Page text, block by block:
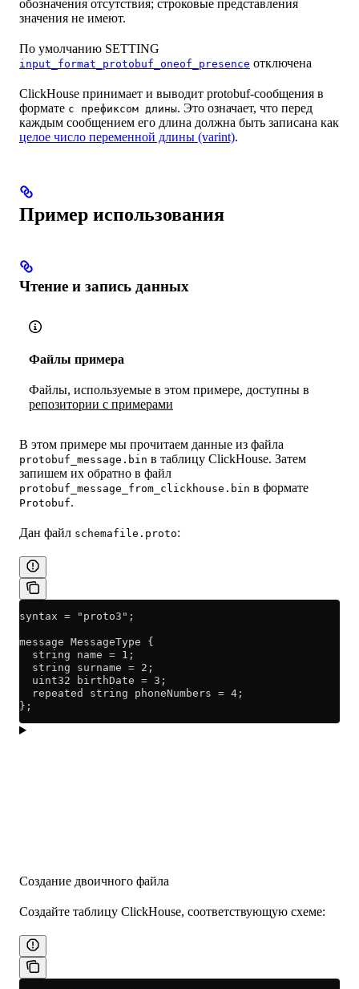
обозначения отсутствия; строковые представления
значения не имеют.
По умолчанию SETTING
input_format_protobuf_oneof_presence отключена
ClickHouse принимает и выводит protobuf-сообщения в
формате с префиксом длины. Это означает, что перед
каждым сообщением его длина должна быть записана как
целое число переменной длины (varint).
Пример использования
Чтение и запись данных
Файлы примера
Файлы, используемые в этом примере, доступны в
репозитории с примерами
В этом примере мы прочитаем данные из файла
protobuf_message.bin в таблицу ClickHouse. Затем
запишем их обратно в файл
protobuf_message_from_clickhouse.bin в формате
Protobuf.
Дан файл schemafile.proto:
syntax = "proto3";
message MessageType {
  string name = 1;
  string surname = 2;
  uint32 birthDate = 3;
  repeated string phoneNumbers = 4;
};
Создание двоичного файла
Создайте таблицу ClickHouse, соответствующую схеме: